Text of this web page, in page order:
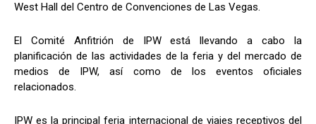
West Hall del Centro de Convenciones de Las Vegas.
El Comité Anfitrión de IPW está llevando a cabo la
planificación de las actividades de la feria y del mercado de
medios de IPW, así como de los eventos oficiales
relacionados.
IPW es la principal feria internacional de viajes receptivos del